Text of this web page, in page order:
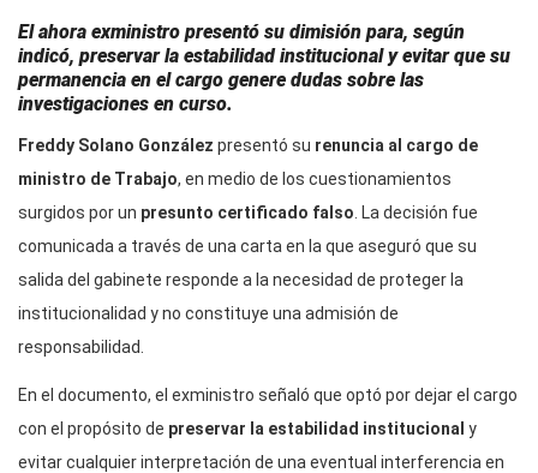
El ahora exministro presentó su dimisión para, según
indicó, preservar la estabilidad institucional y evitar que su
permanencia en el cargo genere dudas sobre las
investigaciones en curso.
Freddy Solano González presentó su renuncia al cargo de
ministro de Trabajo, en medio de los cuestionamientos
surgidos por un presunto certificado falso . La decisión fue
comunicada a través de una carta en la que aseguró que su
salida del gabinete responde a la necesidad de proteger la
institucionalidad y no constituye una admisión de
responsabilidad.
En el documento, el exministro señaló que optó por dejar el cargo
con el propósito de preservar la estabilidad institucional y
evitar cualquier interpretación de una eventual interferencia en